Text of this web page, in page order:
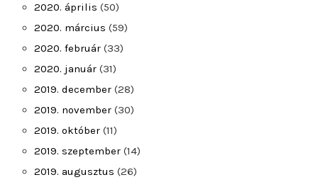
2020. április (50)
2020. március (59)
2020. február (33)
2020. január (31)
2019. december (28)
2019. november (30)
2019. október (11)
2019. szeptember (14)
2019. augusztus (26)